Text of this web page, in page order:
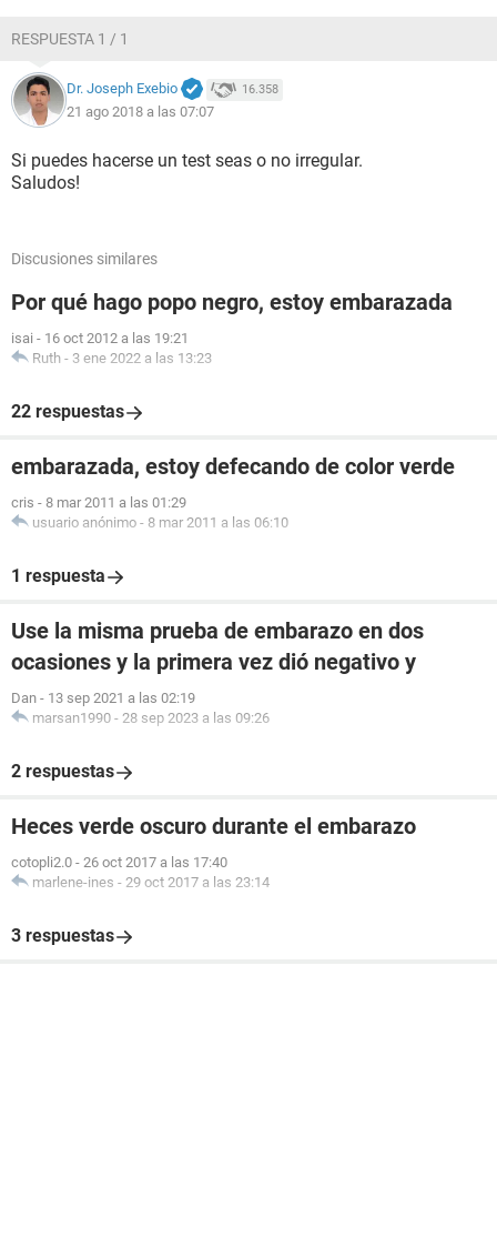
RESPUESTA 1 / 1
Dr. Joseph Exebio 16.358
21 ago 2018 a las 07:07
Si puedes hacerse un test seas o no irregular.
Saludos!
Discusiones similares
Por qué hago popo negro, estoy embarazada
isai - 16 oct 2012 a las 19:21
Ruth - 3 ene 2022 a las 13:23
22 respuestas
embarazada, estoy defecando de color verde
cris - 8 mar 2011 a las 01:29
usuario anónimo - 8 mar 2011 a las 06:10
1 respuesta
Use la misma prueba de embarazo en dos
ocasiones y la primera vez dió negativo y
Dan - 13 sep 2021 a las 02:19
marsan1990 - 28 sep 2023 a las 09:26
2 respuestas
Heces verde oscuro durante el embarazo
cotopli2.0 - 26 oct 2017 a las 17:40
marlene-ines - 29 oct 2017 a las 23:14
3 respuestas